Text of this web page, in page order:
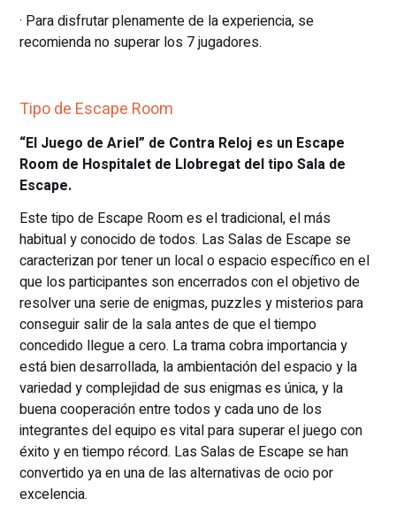
· Para disfrutar plenamente de la experiencia, se
recomienda no superar los 7 jugadores.
Tipo de Escape Room
“El Juego de Ariel” de Contra Reloj es un Escape
Room de Hospitalet de Llobregat del tipo Sala de
Escape.
Este tipo de Escape Room es el tradicional, el más
habitual y conocido de todos. Las Salas de Escape se
caracterizan por tener un local o espacio específico en el
que los participantes son encerrados con el objetivo de
resolver una serie de enigmas, puzzles y misterios para
conseguir salir de la sala antes de que el tiempo
concedido llegue a cero. La trama cobra importancia y
está bien desarrollada, la ambientación del espacio y la
variedad y complejidad de sus enigmas es única, y la
buena cooperación entre todos y cada uno de los
integrantes del equipo es vital para superar el juego con
éxito y en tiempo récord. Las Salas de Escape se han
convertido ya en una de las alternativas de ocio por
excelencia.